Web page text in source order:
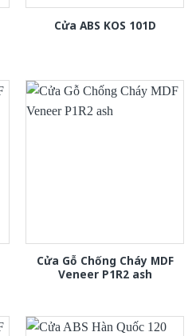
Cửa ABS KOS 101D
Cửa Gỗ Chống Cháy MDF
Veneer P1R2 ash